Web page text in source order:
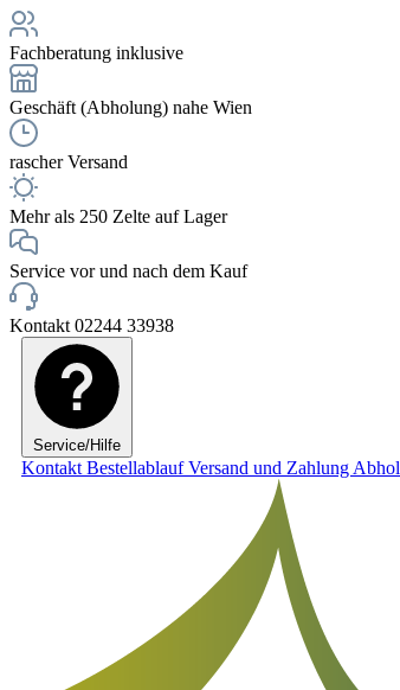
Fachberatung inklusive
Geschäft (Abholung) nahe Wien
rascher Versand
Mehr als 250 Zelte auf Lager
Service vor und nach dem Kauf
Kontakt 02244 33938
Service/Hilfe
Kontakt BestellablaufVersand und Zahlung